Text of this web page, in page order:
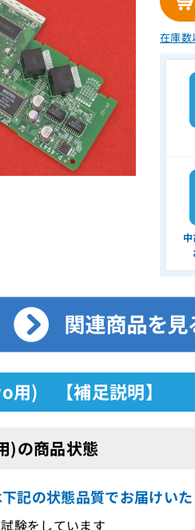
在庫数
用) 【補足説明】
)の商品状態
記の状態品質でお届けい
験をしています